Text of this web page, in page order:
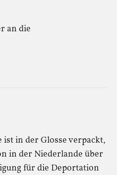
an die
in der Glosse verpackt,
in der Niederlande über
für die Deportation